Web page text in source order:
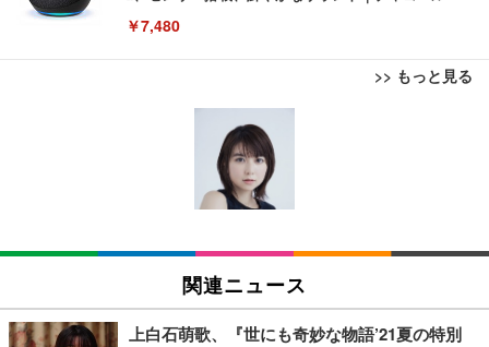
￥7,480
>> もっと見る
[EdoErgo] オフィスチェア 椅子 テレワーク 疲れな
い 跳ね上げ式アームレスト コンパクト 約105度ロッ
キング pc 事務椅子 360度回転 座面昇降 強化ナイロ
ン樹脂ベース 通気性メッシュ 在宅ワーク H-WY01
(黒網+黒枠+黒足)
SIHOO B100 オフィスチェア／デスクチェア メッシ
ュチェア 人間工学 疲れない ブラック
￥27,999
EIZO ビジネス向けプレミアムモニター | FlexScan
EV3240X-WT | 31.5型4K UHD・USB Type-C・ホワ
EIZO ビジネス向けプレミアムモニター | FlexScan
￥109,572
Amazonベーシック ペットシーツ 薄型 レギュラー 1
回使い捨て 無香料 ホワイト 300枚
Amazonベーシック ペットシーツ 厚型 ワイド 42枚
x2袋(84枚) ホワイト(吸収面:ライトブルー)
￥3,234
関連ニュース
上白石萌歌、『世にも奇妙な物語’21夏の特別